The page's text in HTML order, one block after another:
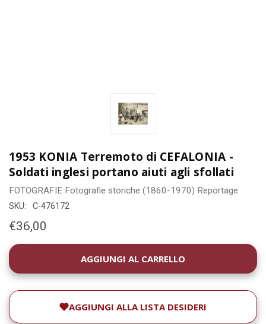
1953 KONIA Terremoto di CEFALONIA -
Soldati inglesi portano aiuti agli sfollati
FOTOGRAFIE Fotografie storiche (1860-1970) Reportage
SKU: C-476172
€36,00
DISPONIBILITÀ
ATTUALE:
AGGIUNGI ALLA LISTA DESIDERI